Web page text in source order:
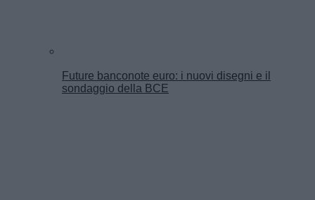
Future banconote euro: i nuovi disegni e il
sondaggio della BCE